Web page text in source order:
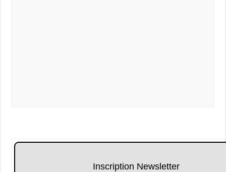
Inscription Newsletter